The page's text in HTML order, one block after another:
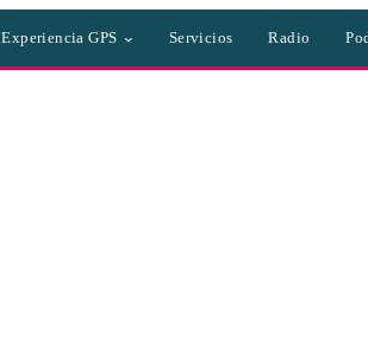
Experiencia GPS Servicios Radio